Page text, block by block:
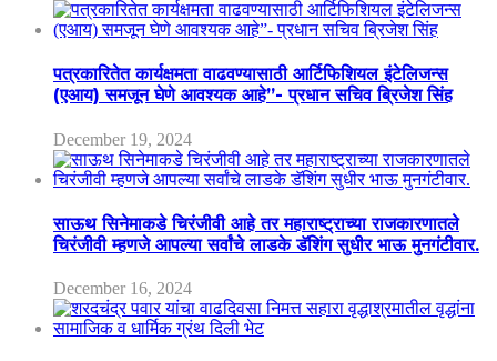
पत्रकारितेत कार्यक्षमता वाढवण्यासाठी आर्टिफिशियल इंटेलिजन्स
(एआय) समजून घेणे आवश्यक आहे”- प्रधान सचिव ब्रिजेश सिंह
December 19, 2024
साऊथ सिनेमाकडे चिरंजीवी आहे तर महाराष्ट्राच्या राजकारणातले
चिरंजीवी म्हणजे आपल्या सर्वांचे लाडके डॅशिंग सुधीर भाऊ मुनगंटीवार.
December 16, 2024